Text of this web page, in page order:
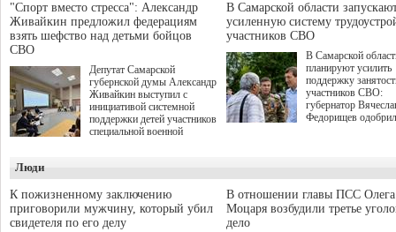
"Спорт вместо стресса": Александр
Живайкин предложил федерациям
взять шефство над детьми бойцов
СВО
Депутат Самарской
губернской думы Александр
Живайкин выступил с
инициативой системной
поддержки детей участников
специальной военной
"Помощь фронту и семьям
участников СВО", которая
прошла в Отрадном 7
августа.
В Самарской области
усиленную систему
участников СВО
В Самарской
планируют усилить
поддержку
участников СВО:
губернатор
Федорищев
на трудоустройство
спокойную
мирной жизни.
Люди
К пожизненному заключению
приговорили мужчину, который убил
свидетеля по его делу
В отношении главы ПСС Олега
Моцаря возбудили третье
дело